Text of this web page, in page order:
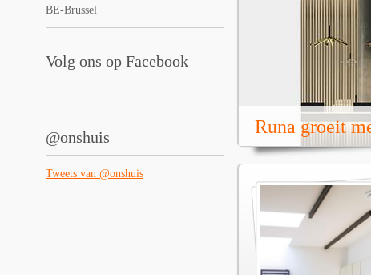
BE-Brussel
Volg ons op Facebook
@onshuis
Tweets van @onshuis
Runa groeit